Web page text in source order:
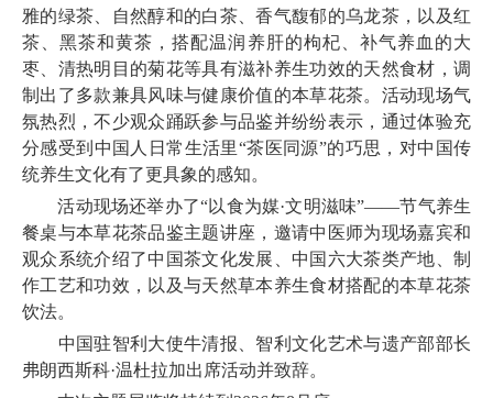
雅的绿茶、自然醇和的白茶、香气馥郁的乌龙茶，以及红
茶、黑茶和黄茶，搭配温润养肝的枸杞、补气养血的大
枣、清热明目的菊花等具有滋补养生功效的天然食材，调
制出了多款兼具风味与健康价值的本草花茶。活动现场气
氛热烈，不少观众踊跃参与品鉴并纷纷表示，通过体验充
分感受到中国人日常生活里“茶医同源”的巧思，对中国传
统养生文化有了更具象的感知。
活动现场还举办了“以食为媒·文明滋味”——节气养生
餐桌与本草花茶品鉴主题讲座，邀请中医师为现场嘉宾和
观众系统介绍了中国茶文化发展、中国六大茶类产地、制
作工艺和功效，以及与天然草本养生食材搭配的本草花茶
饮法。
中国驻智利大使牛清报、智利文化艺术与遗产部部长
弗朗西斯科·温杜拉加出席活动并致辞。